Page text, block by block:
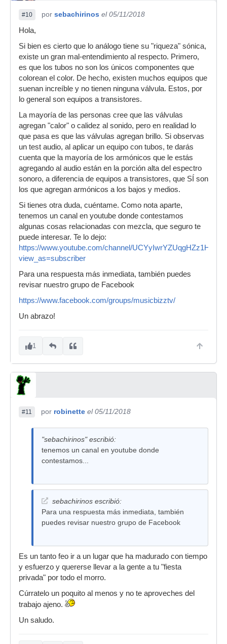
#10 por sebachirinos el 05/11/2018
Hola,
Si bien es cierto que lo análogo tiene su "riqueza" sónica,
existe un gran mal-entendimiento al respecto. Primero,
es que los tubos no son los únicos componentes que
colorean el color. De hecho, existen muchos equipos que
suenan increíble y no tienen ninguna válvula. Estos, por
lo general son equipos a transistores.
La mayoría de las personas cree que las válvulas
agregan "calor" o calidez al sonido, pero en realidad lo
que pasa es que las válvulas agregan brillo. Si observas
un test audio, al aplicar un equipo con tubos, te darás
cuenta que la mayoría de los armónicos que le estás
agregando al audio están en la porción alta del espectro
sonoro, a diferencia de equipos a transistores, que SÍ son
los que agregan armónicos a los bajos y medios.
Si tienes otra duda, cuéntame. Como nota aparte,
tenemos un canal en youtube donde contestamos
algunas cosas relacionadas con mezcla, que seguro te
puede interesar. Te lo dejo:
https://www.youtube.com/channel/
view_as=subscriber
Para una respuesta más inmediata, también puedes
revisar nuestro grupo de Facebook
https://www.facebook.com/groups/musicbizztv/
Un abrazo!
1
#11 por robinette el 05/11/2018
"sebachirinos" escribió:
tenemos un canal en youtube donde
contestamos...
sebachirinos escribió:
Para una respuesta más inmediata, también
puedes revisar nuestro grupo de Facebook
Es un tanto feo ir a un lugar que ha madurado con tiempo
y esfuerzo y quererse llevar a la gente a tu "fiesta
privada" por todo el morro.
Cúrratelo un poquito al menos y no te aproveches del
trabajo ajeno.
Un saludo.